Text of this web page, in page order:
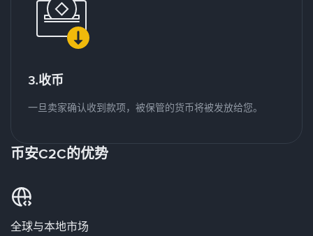
3.收币
一旦卖家确认收到款项，被保管的货币将被发放给您。
币安C2C的优势
全球与本地市场